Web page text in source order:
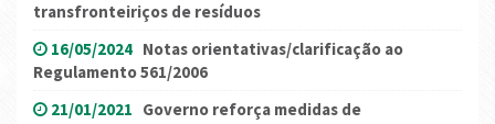
transfronteiriços de resíduos
16/05/2024 Notas orientativas/clarificação ao
Regulamento 561/2006
21/01/2021 Governo reforça medidas de